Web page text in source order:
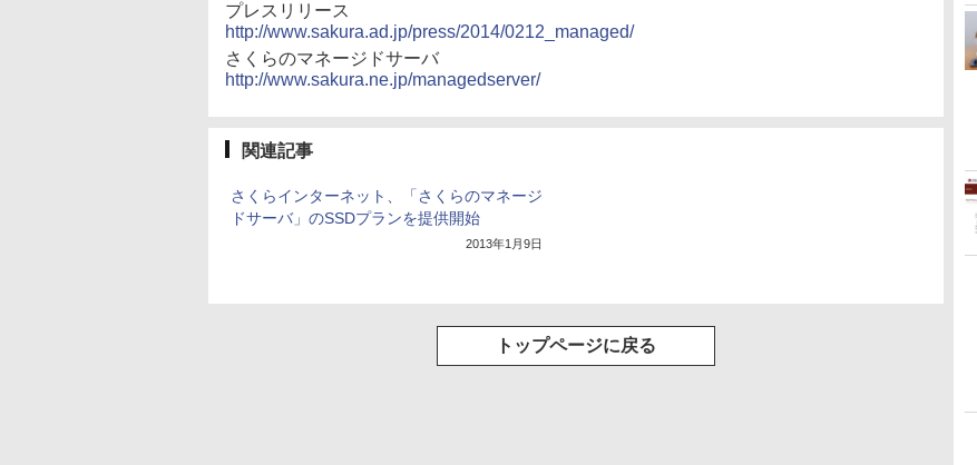
プレスリリース
http://www.sakura.ad.jp/press/2014/0212_managed/
さくらのマネージドサーバ
http://www.sakura.ne.jp/managedserver/
関連記事
さくらインターネット、「さくらのマネージ
ドサーバ」のSSDプランを提供開始
2013年1月9日
トップページに戻る